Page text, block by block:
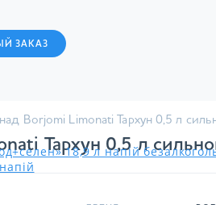
ЗАКАЗ
18,9 л напій
Borjomi Limonati Тархун 0,5 л
Тархун 0,5 л